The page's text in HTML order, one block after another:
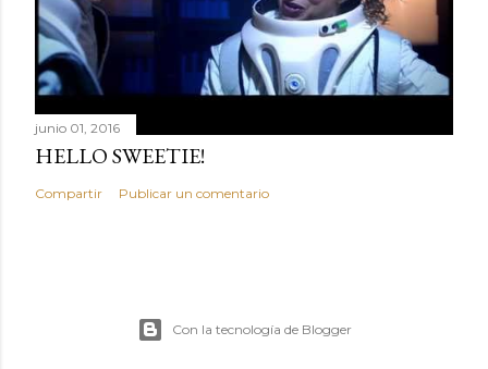
junio 01, 2016
HELLO SWEETIE!
Compartir Publicar un comentario
Con la tecnología de Blogger